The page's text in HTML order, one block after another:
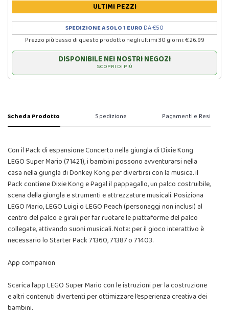
ULTIMI PEZZI
SPEDIZIONE A SOLO 1 EURO DA €50
Prezzo più basso di questo prodotto negli ultimi 30 giorni: € 26.99
DISPONIBILE NEI NOSTRI NEGOZI
SCOPRI DI PIÙ
Scheda Prodotto Spedizione Pagamenti e Resi
Con il Pack di espansione Concerto nella giungla di Dixie Kong
LEGO Super Mario (71421), i bambini possono avventurarsi nella
casa nella giungla di Donkey Kong per divertirsi con la musica. il
Pack contiene Dixie Kong e Pagal il pappagallo, un palco costruibile,
scena della giungla e strumenti e attrezzature musicali. Posiziona
LEGO Mario, LEGO Luigi o LEGO Peach (personaggi non inclusi) al
centro del palco e girali per far ruotare le piattaforme del palco
collegate, attivando suoni musicali. Nota: per il gioco interattivo è
necessario lo Starter Pack 71360, 71387 o 71403.
App companion
Scarica l’app LEGO Super Mario con le istruzioni per la costruzione
e altri contenuti divertenti per ottimizzare l’esperienza creativa dei
bambini.